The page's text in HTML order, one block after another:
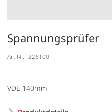
Spannungsprüfer
Art.Nr.: 226100
VDE 140mm